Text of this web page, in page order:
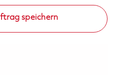
speichern